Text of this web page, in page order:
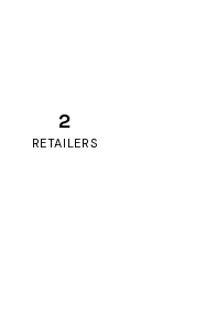
2
RETAILERS